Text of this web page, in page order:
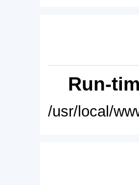
Run-
/usr/local/